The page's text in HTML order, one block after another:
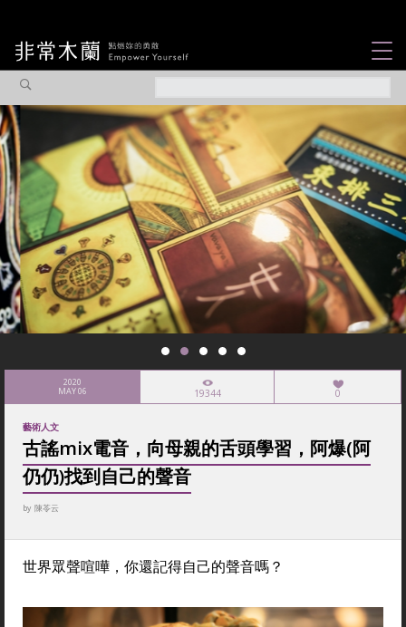
觀點專欄
焦點企劃
社會企業
認識我們
2020
MAY 06 19344 0
藝術人文
古謠mix電音，向母親的舌頭學習，阿爆(阿
仍仍)找到自己的聲音
by 陳苓云
世界眾聲喧嘩，你還記得自己的聲音嗎？